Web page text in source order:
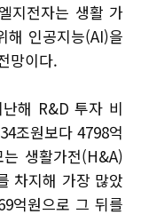
지전자는 생활 가
해 인공지능(AI)을
망이다.
해 R&D 투자 비
조원보다 4798억
생활가전(H&A)
차지해 가장 많았
억원으로 그 뒤를